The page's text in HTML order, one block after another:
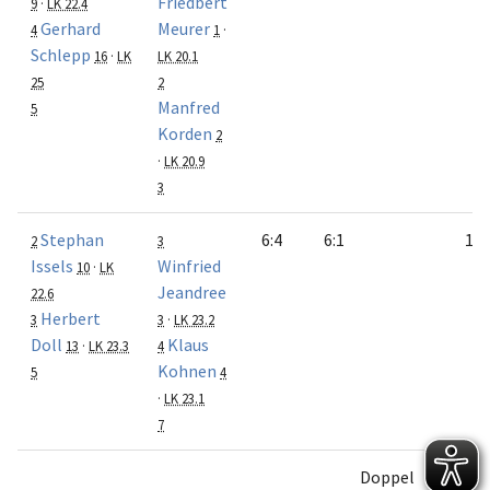
4Gerhard
Schlepp 16 · LK
25
5
Meurer 1 ·
LK 20.1
2
Manfred
Korden 2
· LK 20.9
3
2Stephan
Issels 10 · LK
22.6
3 Herbert
Doll 13 · LK 23.3
5
3
Winfried
Jeandree
3 · LK 23.2
4 Klaus
Kohnen 4
· LK 23.1
7
6:4 6:1 1:0
Doppel 1:1